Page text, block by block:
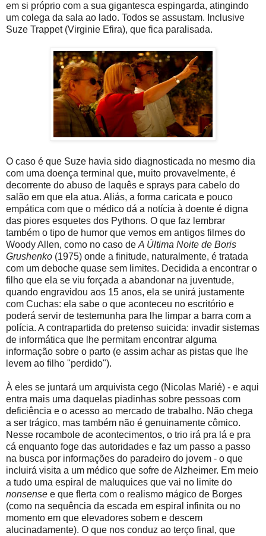
em si próprio com a sua gigantesca espingarda, atingindo
um colega da sala ao lado. Todos se assustam. Inclusive
Suze Trappet (Virginie Efira), que fica paralisada.
O caso é que Suze havia sido diagnosticada no mesmo dia
com uma doença terminal que, muito provavelmente, é
decorrente do abuso de laquês e sprays para cabelo do
salão em que ela atua. Aliás, a forma caricata e pouco
empática com que o médico dá a notícia à doente é digna
das piores esquetes dos Pythons. O que faz lembrar
também o tipo de humor que vemos em antigos filmes do
Woody Allen, como no caso de A Última Noite de Boris
Grushenko (1975) onde a finitude, naturalmente, é tratada
com um deboche quase sem limites. Decidida a encontrar o
filho que ela se viu forçada a abandonar na juventude,
quando engravidou aos 15 anos, ela se unirá justamente
com Cuchas: ela sabe o que aconteceu no escritório e
poderá servir de testemunha para lhe limpar a barra com a
polícia. A contrapartida do pretenso suicida: invadir sistemas
de informática que lhe permitam encontrar alguma
informação sobre o parto (e assim achar as pistas que lhe
levem ao filho "perdido").
À eles se juntará um arquivista cego (Nicolas Marié) - e aqui
entra mais uma daquelas piadinhas sobre pessoas com
deficiência e o acesso ao mercado de trabalho. Não chega
a ser trágico, mas também não é genuinamente cômico.
Nesse rocambole de acontecimentos, o trio irá pra lá e pra
cá enquanto foge das autoridades e faz um passo a passo
na busca por informações do paradeiro do jovem - o que
incluirá visita a um médico que sofre de Alzheimer. Em meio
a tudo uma espiral de maluquices que vai no limite do
nonsense e que flerta com o realismo mágico de Borges
(como na sequência da escada em espiral infinita ou no
momento em que elevadores sobem e descem
alucinadamente). O que nos conduz ao terço final, que